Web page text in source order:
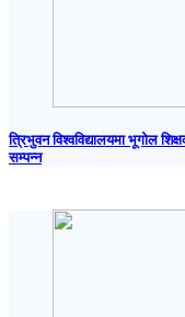
त्रिभुवन विश्वविद्यालयमा भूगोल
सम्पन्न